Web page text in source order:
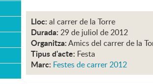
Lloc: al carrer de la Torre
Durada: 29 de juliol de 2012
Organitza:Amics del carrer de la
Tipus d'acte: Festa
Marc: Festes de carrer 2012